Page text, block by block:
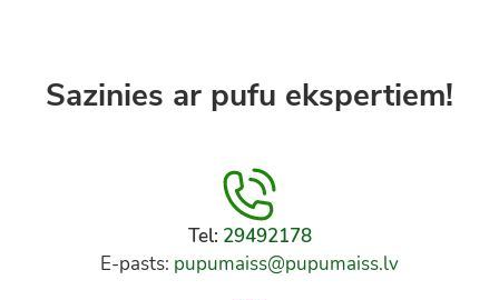
Sazinies ar pufu ekspertiem!
Tel: 29492178
E-pasts: pupumaiss@pupumaiss.lv